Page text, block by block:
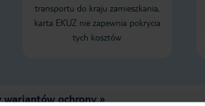
transportu do kraju zamieszkania,
karta EKUZ nie zapewnia pokrycia
tych kosztów
wariantów ochrony »